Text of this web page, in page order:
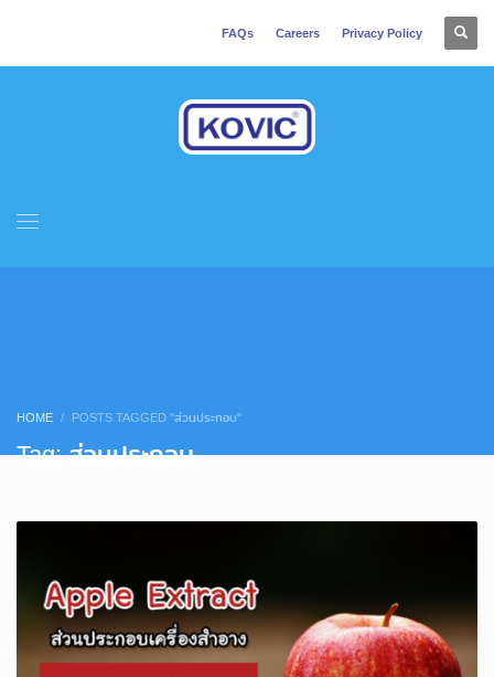
FAQs Careers Privacy Policy
HOME POSTS TAGGED "ส่วนประกอบ"
Tag: ส่วนประกอบ